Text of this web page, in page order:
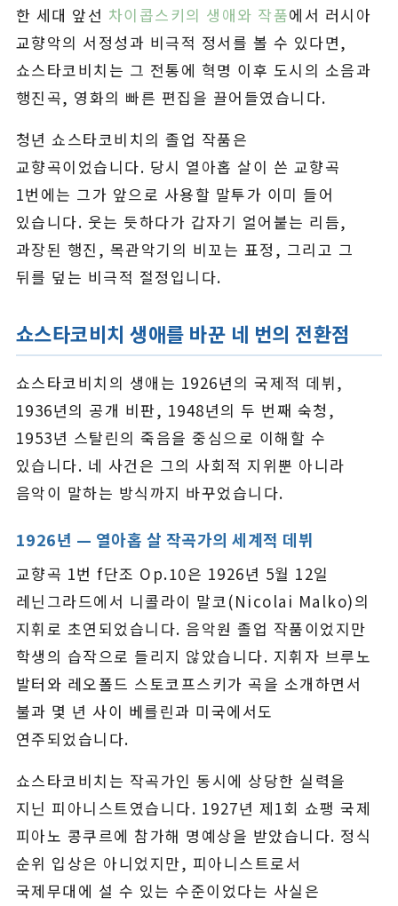
한 세대 앞선 차이콥스키의 생애와 작품에서 러시아
교향악의 서정성과 비극적 정서를 볼 수 있다면,
쇼스타코비치는 그 전통에 혁명 이후 도시의 소음과
행진곡, 영화의 빠른 편집을 끌어들였습니다.
청년 쇼스타코비치의 졸업 작품은
교향곡이었습니다. 당시 열아홉 살이 쓴 교향곡
1번에는 그가 앞으로 사용할 말투가 이미 들어
있습니다. 웃는 듯하다가 갑자기 얼어붙는 리듬,
과장된 행진, 목관악기의 비꼬는 표정, 그리고 그
뒤를 덮는 비극적 절정입니다.
쇼스타코비치 생애를 바꾼 네 번의 전환점
쇼스타코비치의 생애는 1926년의 국제적 데뷔,
1936년의 공개 비판, 1948년의 두 번째 숙청,
1953년 스탈린의 죽음을 중심으로 이해할 수
있습니다. 네 사건은 그의 사회적 지위뿐 아니라
음악이 말하는 방식까지 바꾸었습니다.
1926년 — 열아홉 살 작곡가의 세계적 데뷔
교향곡 1번 f단조 Op.10은 1926년 5월 12일
레닌그라드에서 니콜라이 말코(Nicolai Malko)의
지휘로 초연되었습니다. 음악원 졸업 작품이었지만
학생의 습작으로 들리지 않았습니다. 지휘자 브루노
발터와 레오폴드 스토코프스키가 곡을 소개하면서
불과 몇 년 사이 베를린과 미국에서도
연주되었습니다.
쇼스타코비치는 작곡가인 동시에 상당한 실력을
지닌 피아니스트였습니다. 1927년 제1회 쇼팽 국제
피아노 콩쿠르에 참가해 명예상을 받았습니다. 정식
순위 입상은 아니었지만, 피아니스트로서
국제무대에 설 수 있는 수준이었다는 사실은